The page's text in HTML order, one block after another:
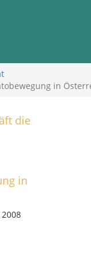
in
die
in